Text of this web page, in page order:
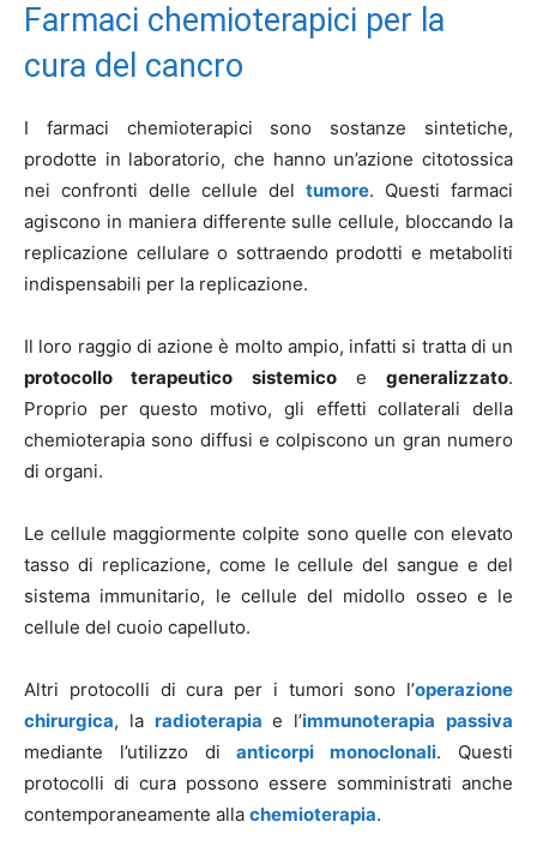
Farmaci chemioterapici per la
cura del cancro
I farmaci chemioterapici sono sostanze sintetiche,
prodotte in laboratorio, che hanno un’azione citotossica
nei confronti delle cellule del tumore. Questi farmaci
agiscono in maniera differente sulle cellule, bloccando la
replicazione cellulare o sottraendo prodotti e metaboliti
indispensabili per la replicazione.
Il loro raggio di azione è molto ampio, infatti si tratta di un
protocollo terapeutico sistemicoe generalizzato.
Proprio per questo motivo, gli effetti collaterali della
chemioterapia sono diffusi e colpiscono un gran numero
di organi.
Le cellule maggiormente colpite sono quelle con elevato
tasso di replicazione, come le cellule del sangue e del
sistema immunitario, le cellule del midollo osseo e le
cellule del cuoio capelluto.
Altri protocolli di cura per i tumori sono l’operazione
chirurgica, la radioterapia e l’immunoterapia passiva
mediante l’utilizzo dianticorpi monoclonali. Questi
protocolli di cura possono essere somministrati anche
contemporaneamente alla chemioterapia.